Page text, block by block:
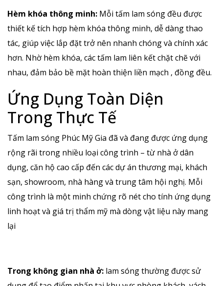
Hèm khóa thông minh: Mỗi tấm lam sóng đều được
thiết kế tích hợp hèm khóa thông minh, dễ dàng thao
tác, giúp việc lắp đặt trở nên nhanh chóng và chính xác
hơn. Nhờ hèm khóa, các tấm lam liên kết chặt chẽ với
nhau, đảm bảo bề mặt hoàn thiện liền mạch , đồng đều.
Ứng Dụng Toàn Diện
Trong Thực Tế
Tấm lam sóng Phúc Mỹ Gia đã và đang được ứng dụng
rộng rãi trong nhiều loại công trình – từ nhà ở dân
dụng, căn hộ cao cấp đến các dự án thương mại, khách
sạn, showroom, nhà hàng và trung tâm hội nghị. Mỗi
công trình là một minh chứng rõ nét cho tính ứng dụng
linh hoạt và giá trị thẩm mỹ mà dòng vật liệu này mang
lại
Trong không gian nhà ở: lam sóng thường được sử